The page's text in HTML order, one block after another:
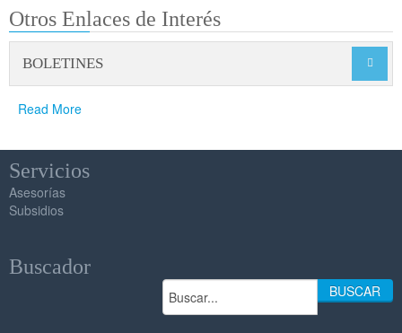
Otros Enlaces de Interés
BOLETINES 
Read More
Servicios
Asesorías
Subsidios
Buscador
BUSCAR